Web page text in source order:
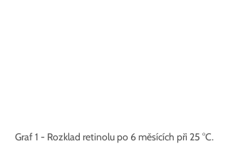
Graf 1 - Rozklad retinolu po 6 měsících při 25 °C.